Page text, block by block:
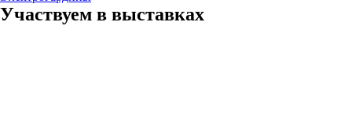
Участвуем в выставках